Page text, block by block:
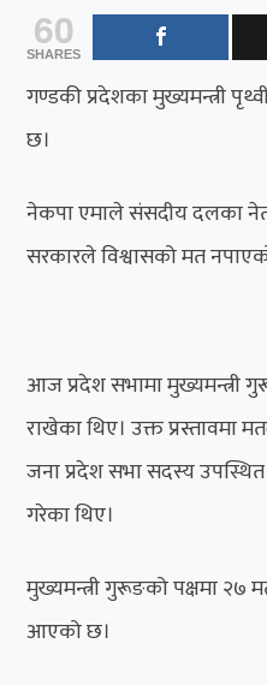
60
SHARES
गण्डकी प्रदेशका मुख्यमन्त्री
छ।
नेकपा एमाले संसदीय दलका
सरकारले विश्वासको मत
आज प्रदेश सभामा मुख्यमन्त्री
राखेका थिए। उक्त प्रस्तावमा
जना प्रदेश सभा सदस्य
गरेका थिए।
मुख्यमन्त्री गुरूङको पक्षमा
आएको छ।